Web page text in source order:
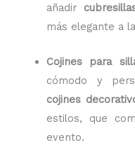
añadir
más elegante a
Cojines para
cómodo y
cojines
estilos, que
evento.